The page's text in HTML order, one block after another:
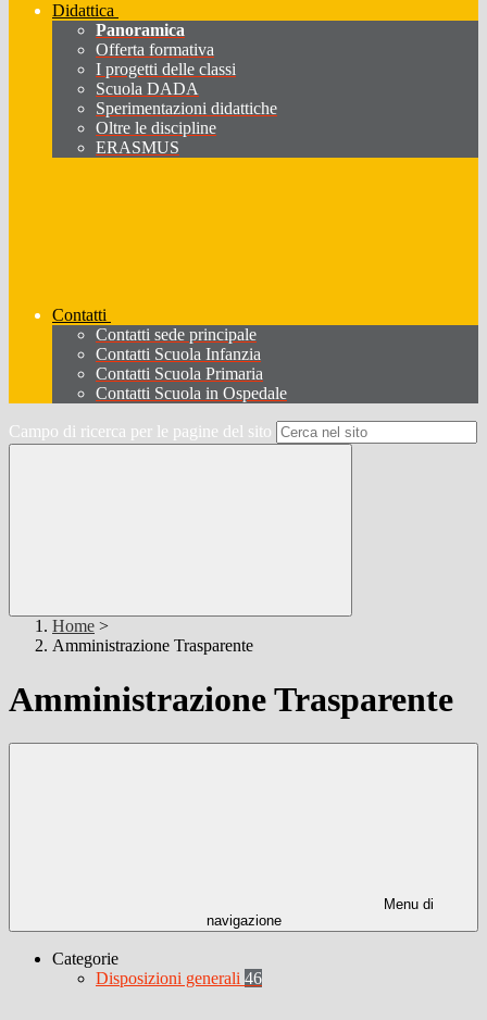
Didattica
Panoramica
Offerta formativa
I progetti delle classi
Scuola DADA
Sperimentazioni didattiche
Oltre le discipline
ERASMUS
Contatti
Contatti sede principale
Contatti Scuola Infanzia
Contatti Scuola Primaria
Contatti Scuola in Ospedale
Campo di ricerca per le pagine del sito
Home >
Amministrazione Trasparente
Amministrazione Trasparente
Menu di
navigazione
Categorie
Disposizioni generali 46